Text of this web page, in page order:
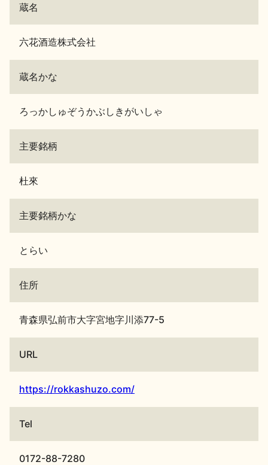
お問い合わせ
蔵名
六花酒造株式会社
蔵名かな
ろっかしゅぞうかぶしきがいしゃ
主要銘柄
杜來
主要銘柄かな
とらい
住所
青森県弘前市大字宮地字川添77-5
URL
https://rokkashuzo.com/
Tel
0172-88-7280